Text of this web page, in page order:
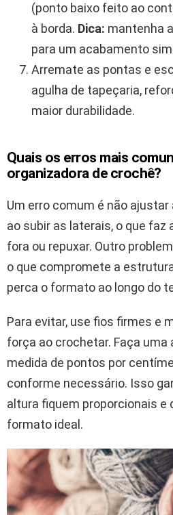
(ponto baixo feito ao
à borda. Dica: mantenha
para um acabamento
Arremate as pontas e
agulha de tapeçaria,
maior durabilidade.
Quais os erros mais
organizadora de crochê?
Um erro comum é não
ao subir as laterais, o que faz
fora ou repuxar. Outro
o que compromete a
perca o formato ao longo do
Para evitar, use fios firmes e
força ao crochetar. Faça uma
medida de pontos por
conforme necessário. Isso
altura fiquem proporcionais e
formato ideal.